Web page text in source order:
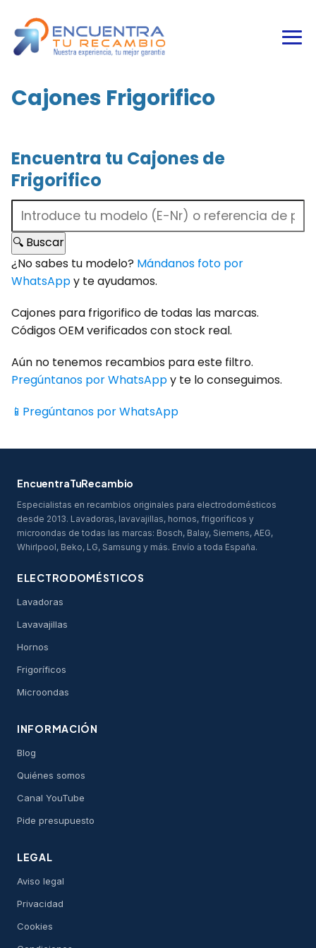
Cajones Frigorifico
Encuentra tu Cajones de
Frigorifico
🔍 Buscar
¿No sabes tu modelo? Mándanos foto por
WhatsAppy te ayudamos.
Cajones para frigorifico de todas las marcas.
Códigos OEM verificados con stock real.
Aún no tenemos recambios para este filtro.
Pregúntanos por WhatsAppy te lo conseguimos.
📱 Pregúntanos por WhatsApp
EncuentraTuRecambio
Especialistas en recambios originales para electrodomésticos
desde 2013. Lavadoras, lavavajillas, hornos, frigoríficos y
microondas de todas las marcas: Bosch, Balay, Siemens, AEG,
Whirlpool, Beko, LG, Samsung y más. Envío a toda España.
ELECTRODOMÉSTICOS
Lavadoras
Lavavajillas
Hornos
Frigoríficos
Microondas
INFORMACIÓN
Blog
Quiénes somos
Canal YouTube
Pide presupuesto
LEGAL
Aviso legal
Privacidad
Cookies